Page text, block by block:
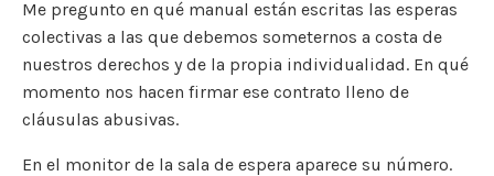
Me pregunto en qué manual están escritas las esperas
colectivas a las que debemos someternos a costa de
nuestros derechos y de la propia individualidad. En qué
momento nos hacen firmar ese contrato lleno de
cláusulas abusivas.
En el monitor de la sala de espera aparece su número.